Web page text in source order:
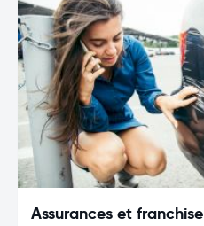
Assurances et franchise